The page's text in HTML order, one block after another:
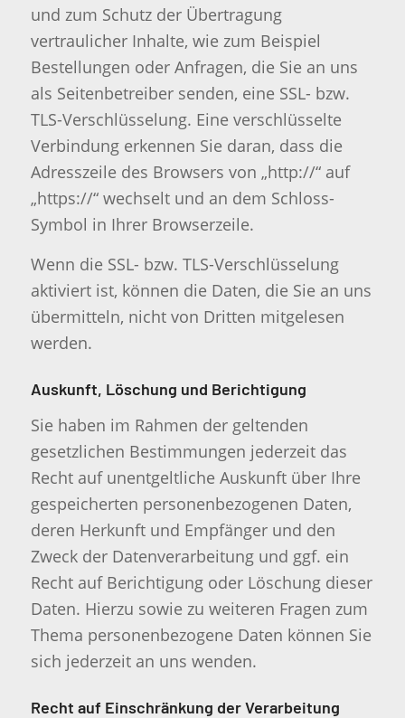
und zum Schutz der Übertragung
vertraulicher Inhalte, wie zum Beispiel
Bestellungen oder Anfragen, die Sie an uns
als Seitenbetreiber senden, eine SSL- bzw.
TLS-Verschlüsselung. Eine verschlüsselte
Verbindung erkennen Sie daran, dass die
Adresszeile des Browsers von „http://“ auf
„https://“ wechselt und an dem Schloss-
Symbol in Ihrer Browserzeile.
Wenn die SSL- bzw. TLS-Verschlüsselung
aktiviert ist, können die Daten, die Sie an uns
übermitteln, nicht von Dritten mitgelesen
werden.
Auskunft, Löschung und Berichtigung
Sie haben im Rahmen der geltenden
gesetzlichen Bestimmungen jederzeit das
Recht auf unentgeltliche Auskunft über Ihre
gespeicherten personenbezogenen Daten,
deren Herkunft und Empfänger und den
Zweck der Datenverarbeitung und ggf. ein
Recht auf Berichtigung oder Löschung dieser
Daten. Hierzu sowie zu weiteren Fragen zum
Thema personenbezogene Daten können Sie
sich jederzeit an uns wenden.
Recht auf Einschränkung der Verarbeitung